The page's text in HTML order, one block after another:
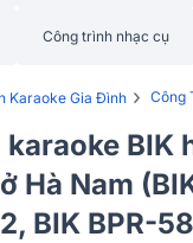
Công trình nhạc cụ
Karaoke Gia Đình › Công
karaoke BIK
Hà Nam
BIK BPR-